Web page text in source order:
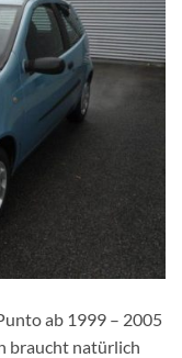
ab 1999 – 2005
braucht natürlich